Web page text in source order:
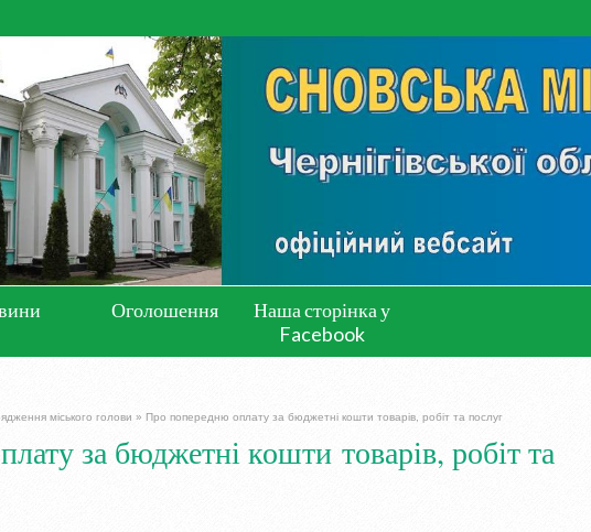
Оголошення
Наша сторінка у
Facebook
міського голови » Про попередню оплату за бюджетні кошти товарів, робіт та послуг
за бюджетні кошти товарів, робіт та